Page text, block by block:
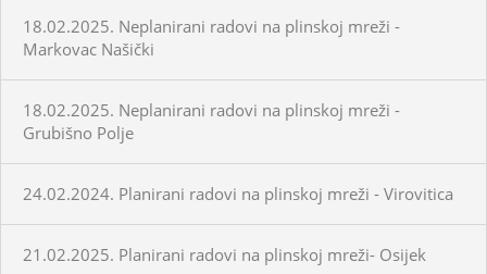
18.02.2025. Neplanirani radovi na plinskoj mreži -
Markovac Našički
18.02.2025. Neplanirani radovi na plinskoj mreži -
Grubišno Polje
24.02.2024. Planirani radovi na plinskoj mreži - Virovitica
21.02.2025. Planirani radovi na plinskoj mreži- Osijek